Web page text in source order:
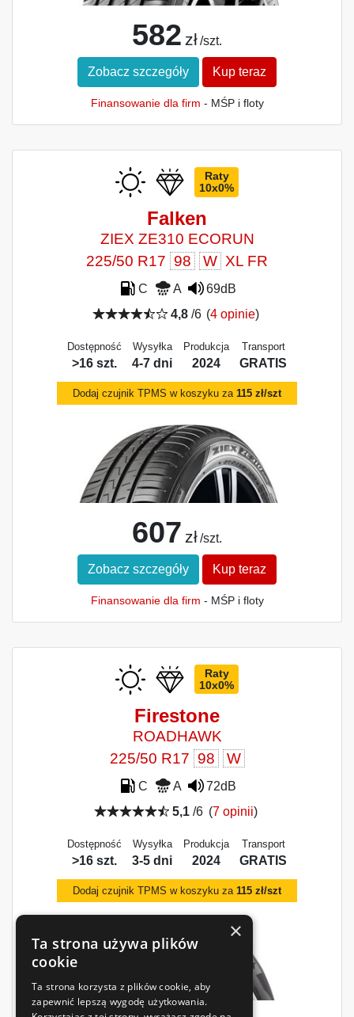
582 zł /szt.
Zobacz szczegóły Kup teraz
Finansowanie dla firm - MŚP i floty
Raty
10x0%
Falken
ZIEX ZE310 ECORUN
225/50 R17 98 W XL FR
C A
69dB
4,8/6 (4 opinie)
Dostępność
>16 szt.
Wysyłka
4-7 dni
Produkcja
2024
Transport
GRATIS
Dodaj czujnik TPMS w koszyku za 115 zł/szt
607 zł /szt.
Zobacz szczegóły Kup teraz
Finansowanie dla firm - MŚP i floty
Raty
10x0%
Firestone
ROADHAWK
225/50 R17 98 W
C A
72dB
5,1 /6 (7 opinii)
Dostępność
>16 szt.
Wysyłka
3-5 dni
Produkcja
2024
Transport
GRATIS
Dodaj czujnik TPMS w koszyku za 115 zł/szt
×
Ta strona używa plików
cookie
Ta strona korzysta z plików cookie, aby
zapewnić lepszą wygodę użytkowania.